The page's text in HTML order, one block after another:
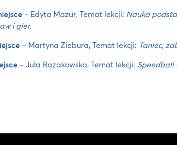
– Edyta Mazur, Temat lekcji: Nauka
i gier.
– Martyna Ziebura, Temat lekcji: Taniec,
– Jula Razakowska, Temat lekcji: Speedball